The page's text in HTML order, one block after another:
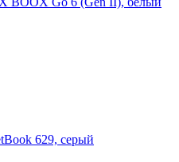
629, серый